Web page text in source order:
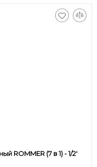
ROMMER (7 в 1) - 1/2'